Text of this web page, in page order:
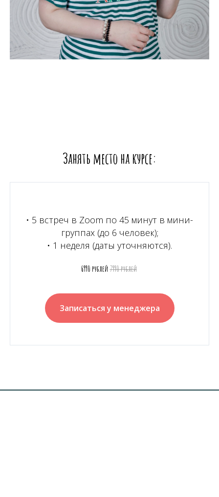
Занять место на курсе:
• 5 встреч в Zoom по 45 минут в мини-
группах (до 6 человек);
• 1 неделя (даты уточняются).
6990 рублей 7990 рублей
Записаться у менеджера